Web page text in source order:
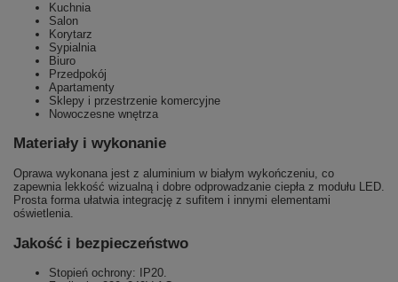
Kuchnia
Salon
Korytarz
Sypialnia
Biuro
Przedpokój
Apartamenty
Sklepy i przestrzenie komercyjne
Nowoczesne wnętrza
Materiały i wykonanie
Oprawa wykonana jest z aluminium w białym wykończeniu, co
zapewnia lekkość wizualną i dobre odprowadzanie ciepła z modułu LED.
Prosta forma ułatwia integrację z sufitem i innymi elementami
oświetlenia.
Jakość i bezpieczeństwo
Stopień ochrony: IP20.